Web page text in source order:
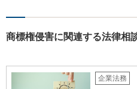
商標権侵害に関連する法律相
企業法務